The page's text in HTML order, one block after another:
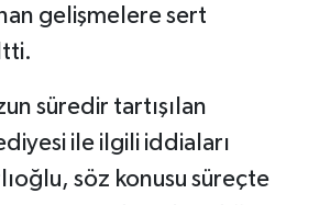
gelişmelere sert
süredir tartışılan
ile ilgili iddiaları
söz konusu süreçte